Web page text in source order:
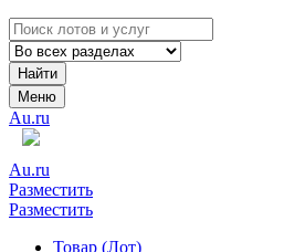
Найти
Меню
Au.ru
Au.ru
Разместить
Разместить
Товар (Лот)